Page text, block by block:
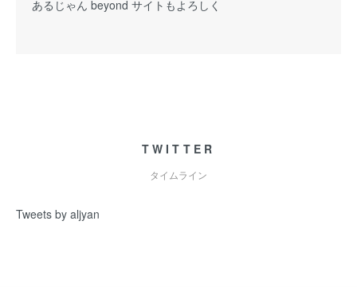
あるじゃん beyond サイトもよろしく
TWITTER
タイムライン
Tweets by aljyan